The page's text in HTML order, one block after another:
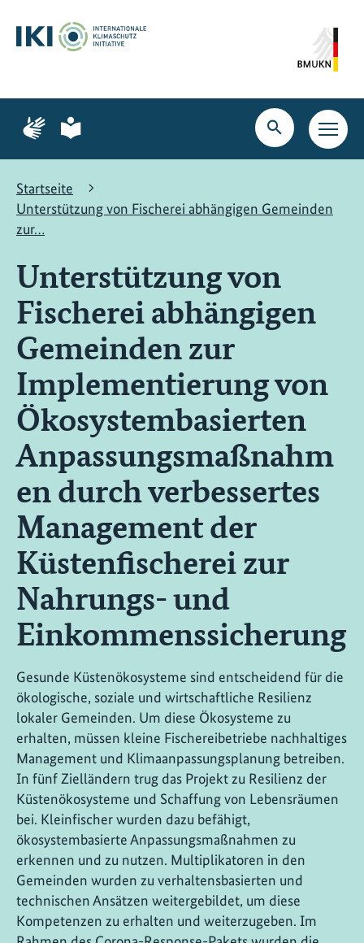
Hauptinhalt
springen
Suche
springen
Hauptnavigation
springen
Zur
Seite
Gebärdensprache
Zur
Seite
leichte
Suche
öffnen
Startseite
Unterstützung von Fischerei abhängigen Gemeinden
zur…
Unterstützung von
Fischerei abhängigen
Gemeinden zur
Implementierung von
Ökosystembasierten
Anpassungsmaßnahm
en durch verbessertes
Management der
Küstenfischerei zur
Nahrungs- und
Einkommenssicherung
Gesunde Küstenökosysteme sind entscheidend für die
ökologische, soziale und wirtschaftliche Resilienz
lokaler Gemeinden. Um diese Ökosysteme zu
erhalten, müssen kleine Fischereibetriebe nachhaltiges
Management und Klimaanpassungsplanung betreiben.
In fünf Zielländern trug das Projekt zu Resilienz der
Küstenökosysteme und Schaffung von Lebensräumen
bei. Kleinfischer wurden dazu befähigt,
ökosystembasierte Anpassungsmaßnahmen zu
erkennen und zu nutzen. Multiplikatoren in den
Gemeinden wurden zu verhaltensbasierten und
technischen Ansätzen weitergebildet, um diese
Kompetenzen zu erhalten und weiterzugeben. Im